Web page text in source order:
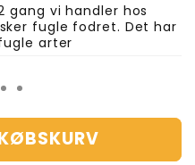
gang vi handler hos
fugle fodret. Det har
arter